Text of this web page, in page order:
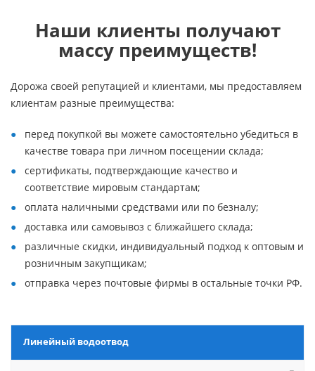
Наши клиенты получают
массу преимуществ!
Дорожа своей репутацией и клиентами, мы предоставляем
клиентам разные преимущества:
перед покупкой вы можете самостоятельно убедиться в
качестве товара при личном посещении склада;
сертификаты, подтверждающие качество и
соответствие мировым стандартам;
оплата наличными средствами или по безналу;
доставка или самовывоз с ближайшего склада;
различные скидки, индивидуальный подход к оптовым и
розничным закупщикам;
отправка через почтовые фирмы в остальные точки РФ.
Линейный водоотвод